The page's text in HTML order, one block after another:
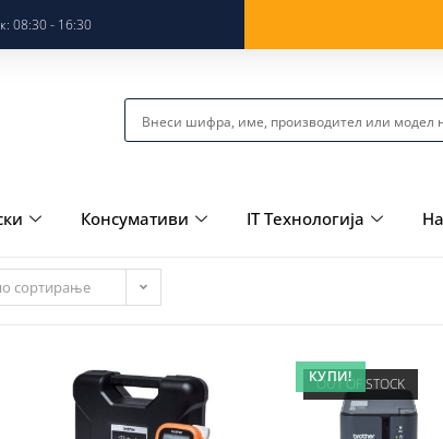
08:30 - 16:30
Консумативи IT Технологија
сортирање
OUT OF STOCK
КУПИ!